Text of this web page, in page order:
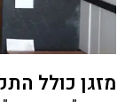
מזגן כולל